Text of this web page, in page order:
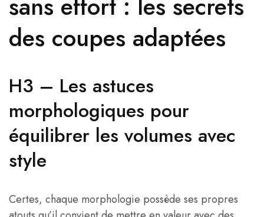
des coupes adaptées
H3 – Les astuces
morphologiques pour
équilibrer les volumes avec
style
Certes, chaque morphologie possède ses propres